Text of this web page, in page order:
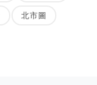
北市圖